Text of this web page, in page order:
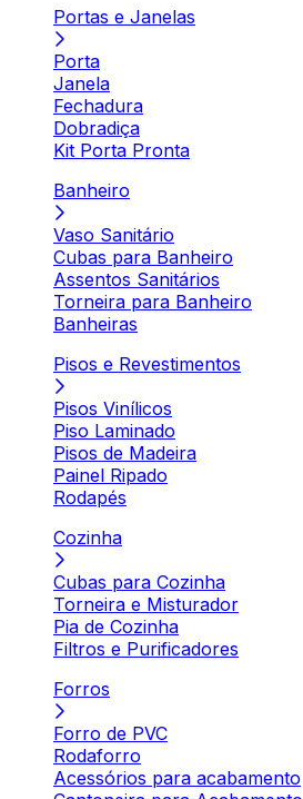
Portas e Janelas
Porta
Janela
Fechadura
Dobradiça
Kit Porta Pronta
Banheiro
Vaso Sanitário
Cubas para Banheiro
Assentos Sanitários
Torneira para Banheiro
Banheiras
Pisos e Revestimentos
Pisos Vinílicos
Piso Laminado
Pisos de Madeira
Painel Ripado
Rodapés
Cozinha
Cubas para Cozinha
Torneira e Misturador
Pia de Cozinha
Filtros e Purificadores
Forros
Forro de PVC
Rodaforro
Acessórios para acabamento